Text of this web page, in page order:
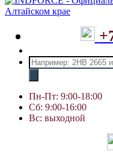
Поиск
товаров
Пн-Пт: 9:00-18:00
Сб: 9:00-16:00
Вс: выходной